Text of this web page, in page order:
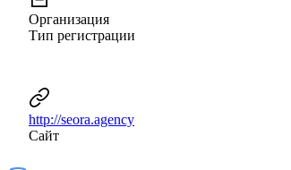
Организация
Тип регистрации
http://seora.agency
Сайт